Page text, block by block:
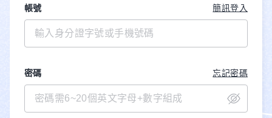
帳號 簡訊登入
密碼 忘記密碼